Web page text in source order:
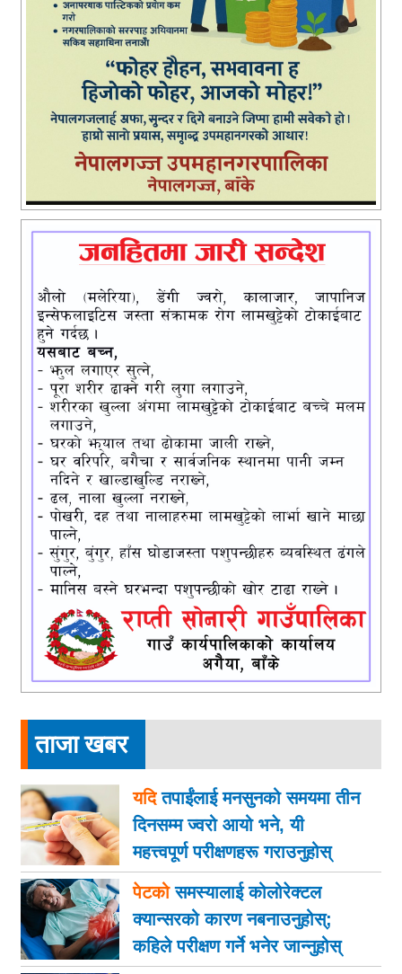
ताजा खबर
यदितपाईंलाई मनसुनको समयमा तीन
दिनसम्म ज्वरो आयो भने, यी
महत्त्वपूर्ण परीक्षणहरू गराउनुहोस्
पेटकोसमस्यालाई कोलोरेक्टल
क्यान्सरको कारण नबनाउनुहोस्;
कहिले परीक्षण गर्ने भनेर जान्नुहोस्